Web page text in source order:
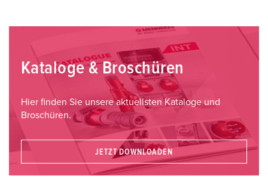
Kataloge & Broschüren
Hier finden Sie unsere aktuellsten Kataloge und
Broschüren.
JETZT DOWNLOADEN